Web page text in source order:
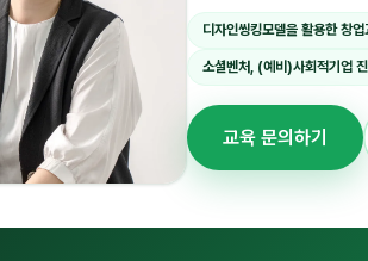
디자인씽킹모델을 활용한 창업
소셜벤처, (예비)사회적기업
교육 문의하기